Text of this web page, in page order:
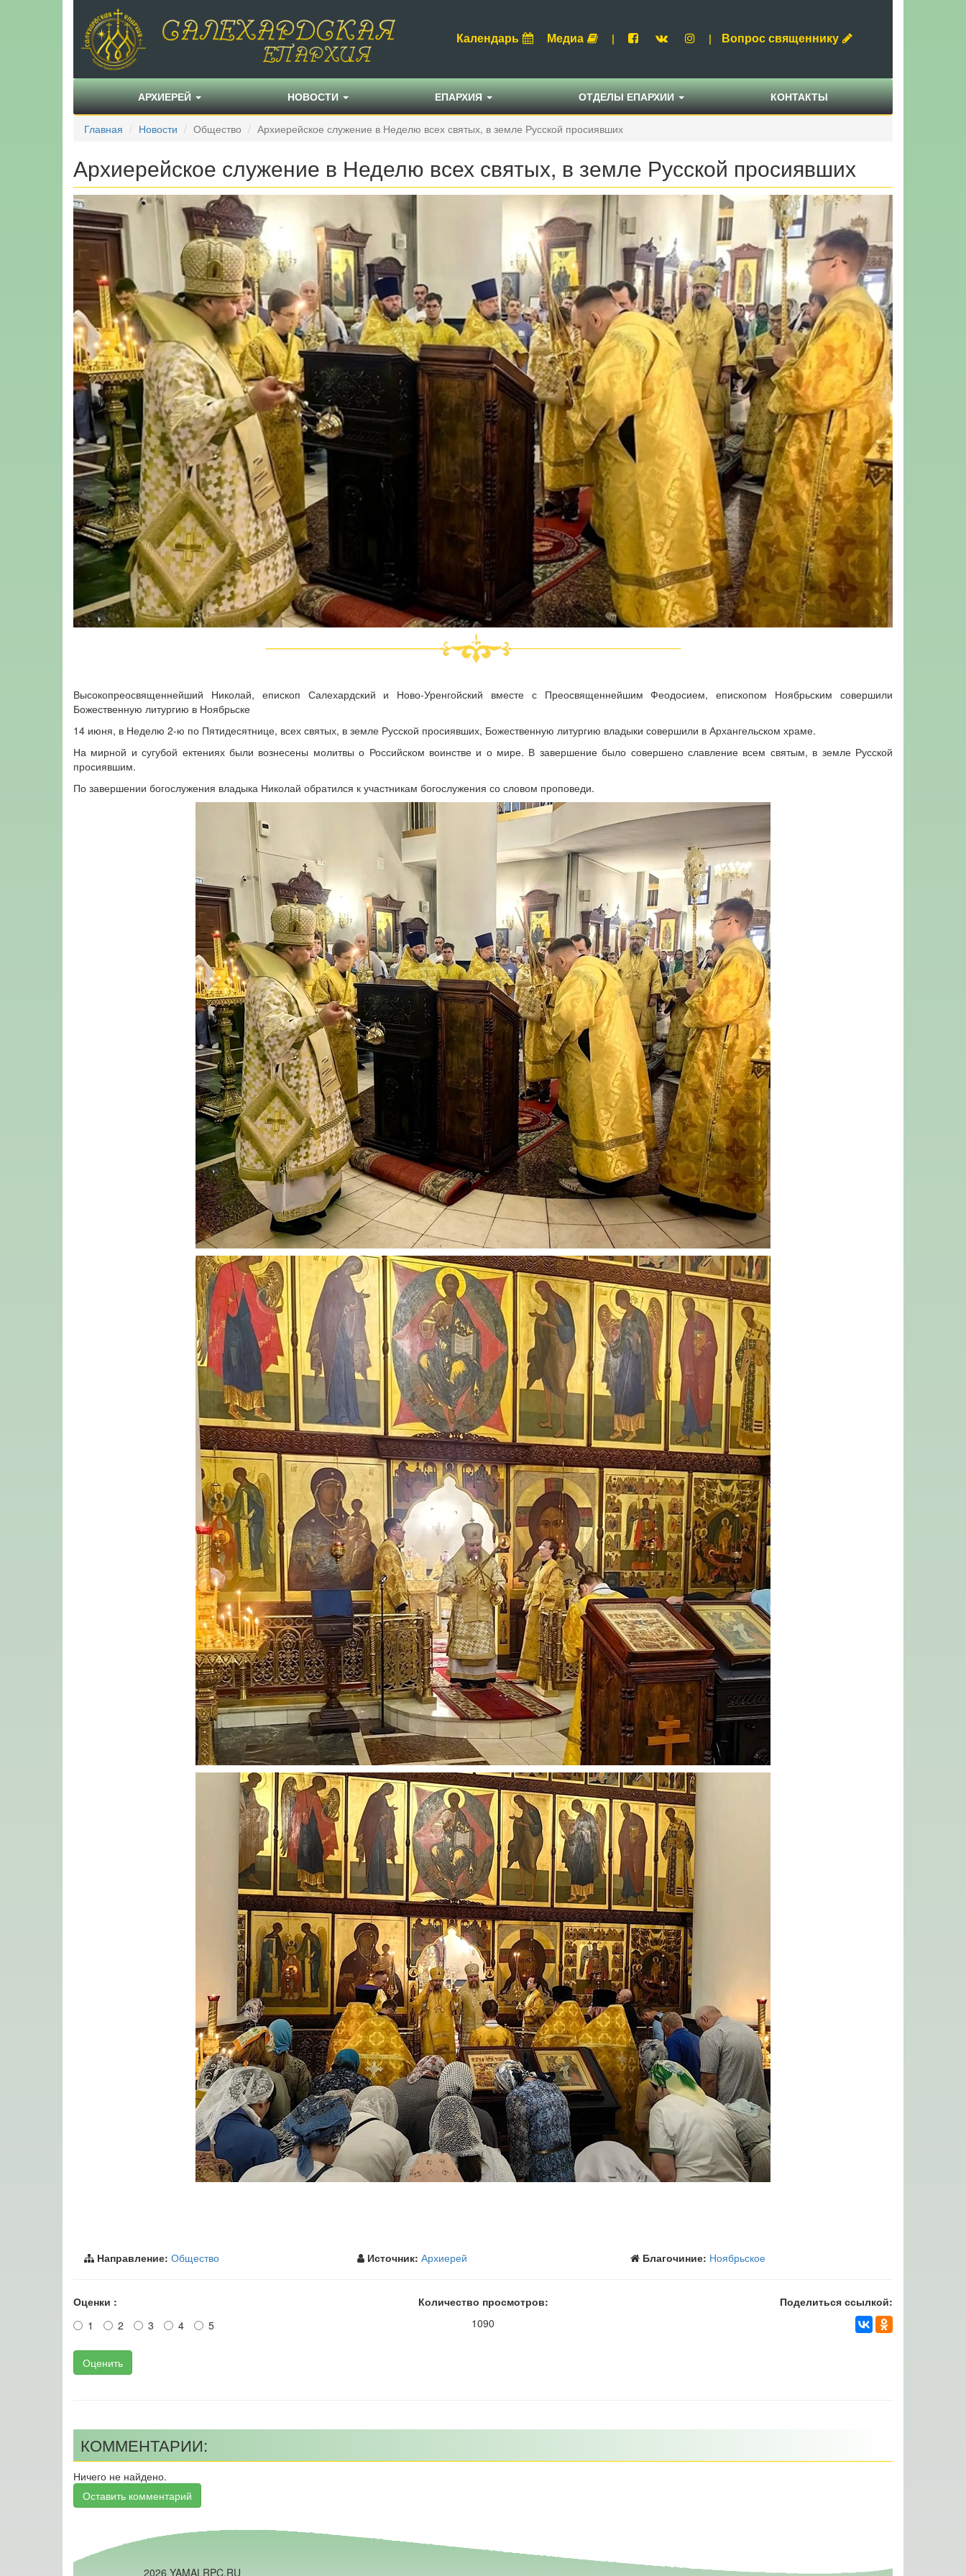
Календарь Медиа | | Вопрос священнику
АРХИЕРЕЙ НОВОСТИ ЕПАРХИЯ ОТДЕЛЫ ЕПАРХИИ КОНТАКТЫ
Главная Новости Общество Архиерейское служение в Неделю всех святых, в земле Русской просиявших
Архиерейское служение в Неделю всех святых, в земле Русской просиявших
Высокопреосвященнейший Николай, епископ Салехардский и Ново-Уренгойский вместе с Преосвященнейшим Феодосием, епископом Ноябрьским совершили
Божественную литургию в Ноябрьске
14 июня, в Неделю 2-ю по Пятидесятнице, всех святых, в земле Русской просиявших, Божественную литургию владыки совершили в Архангельском храме.
На мирной и сугубой ектениях были вознесены молитвы о Российском воинстве и о мире. В завершение было совершено славление всем святым, в земле Русской
просиявшим.
По завершении богослужения владыка Николай обратился к участникам богослужения со словом проповеди.
Направление: Общество Источник: Архиерей Благочиние: Ноябрьское
Оценки :
1
2 3 4 5
Оценить
Количество просмотров:
1090
Поделиться ссылкой:
КОММЕНТАРИИ:
Ничего не найдено.
Оставить комментарий
2026 YAMALRPC.RU